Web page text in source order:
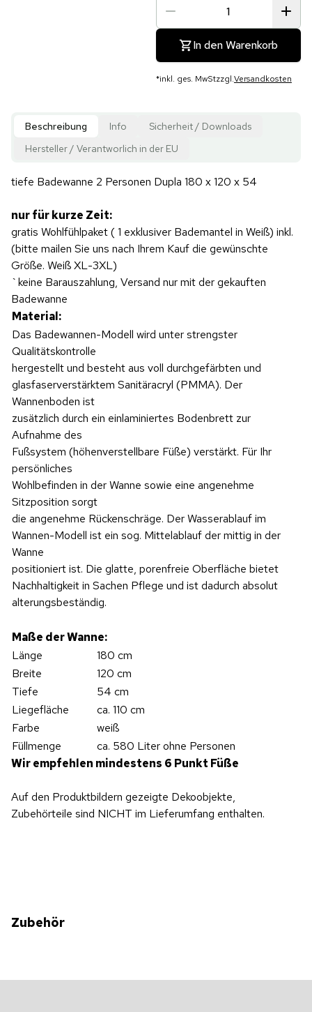
In den Warenkorb
*inkl. ges. MwStzzgl.Versandkosten
Beschreibung Info
Sicherheit / Downloads
Hersteller / Verantworlich in der EU
tiefe Badewanne 2 Personen Dupla 180 x 120 x 54
nur für kurze Zeit:
gratis Wohlfühlpaket ( 1 exklusiver Bademantel in Weiß) inkl.
(bitte mailen Sie uns nach Ihrem Kauf die gewünschte
Größe. Weiß XL-3XL)
`keine Barauszahlung, Versand nur mit der gekauften
Badewanne
Material:
Das Badewannen-Modell wird unter strengster
Qualitätskontrolle
hergestellt und besteht aus voll durchgefärbten und
glasfaserverstärktem Sanitäracryl (PMMA). Der
Wannenboden ist
zusätzlich durch ein einlaminiertes Bodenbrett zur
Aufnahme des
Fußsystem (höhenverstellbare Füße) verstärkt. Für Ihr
persönliches
Wohlbefinden in der Wanne sowie eine angenehme
Sitzposition sorgt
die angenehme Rückenschräge. Der Wasserablauf im
Wannen-Modell ist ein sog. Mittelablauf der mittig in der
Wanne
positioniert ist. Die glatte, porenfreie Oberfläche bietet
Nachhaltigkeit in Sachen Pflege und ist dadurch absolut
alterungsbeständig.
Maße der Wanne:
Länge
180 cm
Breite
120 cm
Tiefe
54 cm
Liegefläche
ca. 110 cm
Farbe
weiß
Füllmenge
ca. 580 Liter ohne Personen
Wir empfehlen mindestens 6 Punkt Füße
Auf den Produktbildern gezeigte Dekoobjekte,
Zubehörteile sind NICHT im Lieferumfang enthalten.
Zubehör